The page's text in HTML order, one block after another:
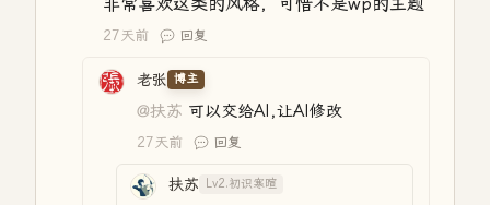
非常喜欢这类的风格，可惜不是wp的主题
27天前 回复
老张 博主
@扶苏 可以交给AI,让AI修改
27天前 回复
扶苏 Lv2.初识寒暄